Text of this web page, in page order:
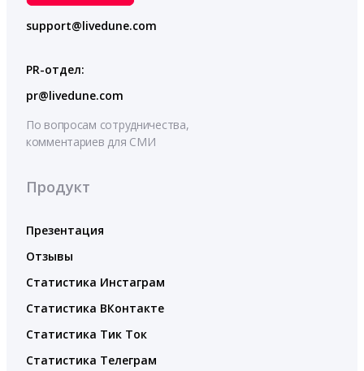
support@livedune.com
PR-отдел:
pr@livedune.com
По вопросам сотрудничества,
комментариев для СМИ
Продукт
Презентация
Отзывы
Статистика Инстаграм
Статистика ВКонтакте
Статистика Тик Ток
Статистика Телеграм